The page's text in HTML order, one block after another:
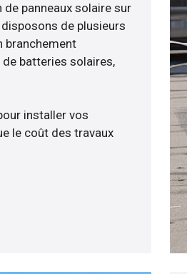
panneaux solaire sur
de plusieurs
branchement
batteries solaires,
installer vos
le coût des travaux